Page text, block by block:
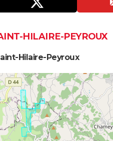
HILAIRE-PEYROUX
Hilaire-Peyroux